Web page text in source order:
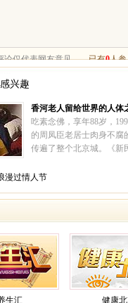
兴趣
香河老人留给世界的人体
吃素念佛，享年88岁，
的周凤臣老居士肉身不腐
传遍了整个北京城。《新
报》海外版等传媒均对此
一行14名学僧，专程去河
漫过情人节
生汇 健康